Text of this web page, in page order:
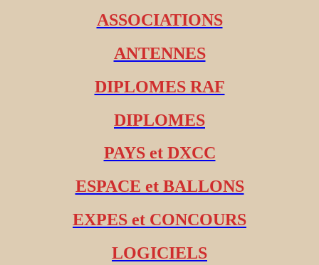
ASSOCIATIONS
ANTENNES
DIPLOMES RAF
DIPLOMES
PAYS et DXCC
ESPACE et BALLONS
EXPES et CONCOURS
LOGICIELS